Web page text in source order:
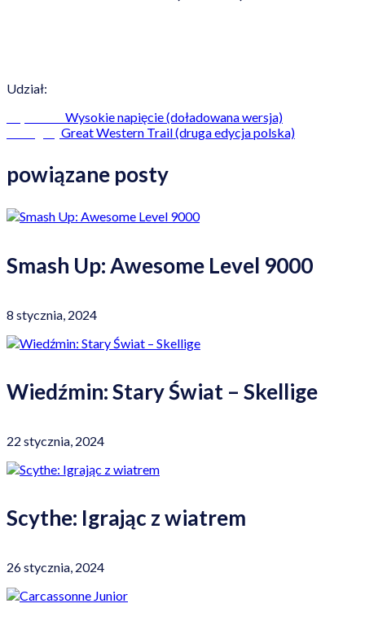
Udział:
Wysokie napięcie (doładowana wersja)
Great Western Trail (druga edycja polska)
powiązane posty
Smash Up: Awesome Level 9000
8 stycznia, 2024
Wiedźmin: Stary Świat – Skellige
22 stycznia, 2024
Scythe: Igrając z wiatrem
26 stycznia, 2024